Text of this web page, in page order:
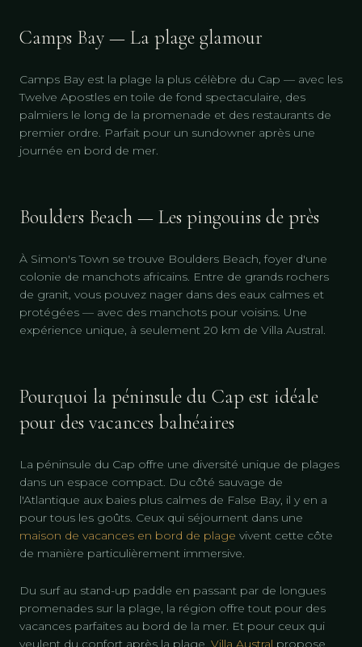
Camps Bay — La plage glamour
Camps Bay est la plage la plus célèbre du Cap — avec les
Twelve Apostles en toile de fond spectaculaire, des
palmiers le long de la promenade et des restaurants de
premier ordre. Parfait pour un sundowner après une
journée en bord de mer.
Boulders Beach — Les pingouins de près
À Simon's Town se trouve Boulders Beach, foyer d'une
colonie de manchots africains. Entre de grands rochers
de granit, vous pouvez nager dans des eaux calmes et
protégées — avec des manchots pour voisins. Une
expérience unique, à seulement 20 km de Villa Austral.
Pourquoi la péninsule du Cap est idéale
pour des vacances balnéaires
La péninsule du Cap offre une diversité unique de plages
dans un espace compact. Du côté sauvage de
l'Atlantique aux baies plus calmes de False Bay, il y en a
pour tous les goûts. Ceux qui séjournent dans une
maison de vacances en bord de plage vivent cette côte
de manière particulièrement immersive.
Du surf au stand-up paddle en passant par de longues
promenades sur la plage, la région offre tout pour des
vacances parfaites au bord de la mer. Et pour ceux qui
veulent du confort après la plage, Villa Austral propose